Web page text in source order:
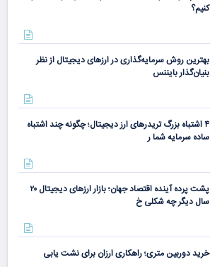
کنیم؟
بهترین روش سرمایه‌گذاری در ارزهای دیجیتال از نظر
بنیان‌گذار بایننس
۴ اشتباه بزرگ تریدرهای ارز دیجیتال؛ چگونه چند اشتباه
ساده سرمایه شما ر
پشت پرده آینده اقتصاد جهان؛ بازار ارزهای دیجیتال ۲۰
سال دیگر چه شکلی خ
خرید دوربین متری؛ راهکاری ارزان برای نشت یابی